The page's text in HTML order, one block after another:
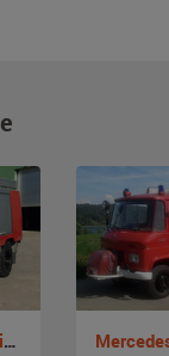
Mercedes-Benz Unimog 416